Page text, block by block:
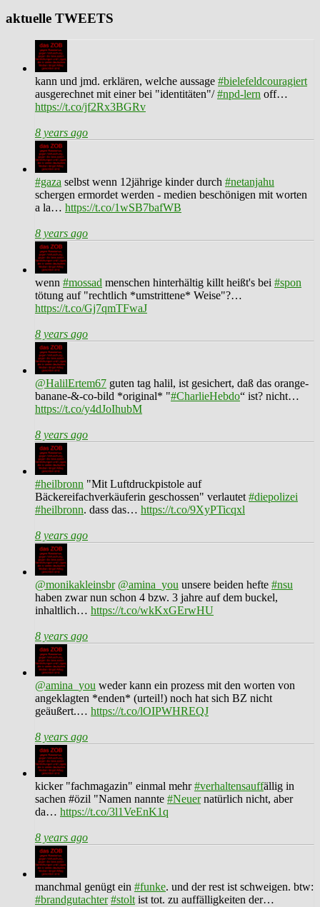
aktuelle TWEETS
kann und jmd. erklären, welche aussage #bielefeldcouragiert
ausgerechnet mit einer bei "identitäten"/#npd-lern off…
https://t.co/jf2Rx3BGRv
8 years ago
#gaza selbst wenn 12jährige kinder durch #netanjahu
schergen ermordet werden - medien beschönigen mit worten
a la… https://t.co/1wSB7bafWB
8 years ago
wenn #mossad menschen hinterhältig killt heißt's bei #spon
tötung auf "rechtlich *umstrittene* Weise"?…
https://t.co/Gj7qmTFwaJ
8 years ago
@HalilErtem67 guten tag halil, ist gesichert, daß das orange-
banane-&-co-bild *original* "#CharlieHebdo“ ist? nicht…
https://t.co/y4dJoIhubM
8 years ago
#heilbronn "Mit Luftdruckpistole auf
Bäckereifachverkäuferin geschossen" verlautet #diepolizei
#heilbronn. dass das… https://t.co/9XyPTicqxl
8 years ago
@monikakleinsbr @amina_you unsere beiden hefte #nsu
haben zwar nun schon 4 bzw. 3 jahre auf dem buckel,
inhaltlich… https://t.co/wkKxGErwHU
8 years ago
@amina_you weder kann ein prozess mit den worten von
angeklagten *enden* (urteil!) noch hat sich BZ nicht
geäußert.… https://t.co/lOIPWHREQJ
8 years ago
kicker "fachmagazin" einmal mehr#verhaltensauffällig in
sachen #özil "Namen nannte #Neuernatürlich nicht, aber
da… https://t.co/3l1VeEnK1q
8 years ago
manchmal genügt ein #funke. und der rest ist schweigen. btw:
#brandgutachter #stolt ist tot. zu auffälligkeiten der…